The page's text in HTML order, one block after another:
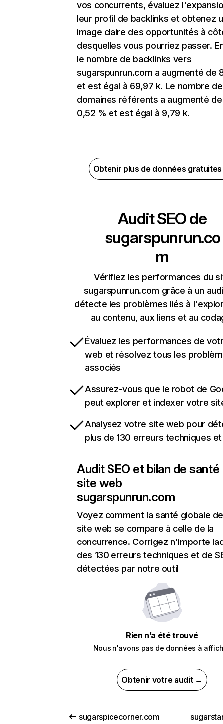
vos concurrents, évaluez
leur profil de backlinks et obtenez
image claire des opportunités à
desquelles vous pourriez passer.
le nombre de backlinks vers
sugarspunrun.com a augmenté de
et est égal à 69,97 k. Le nombre de
domaines référents a augmenté de
0,52 % et est égal à 9,79 k.
Obtenir plus de données
Audit SEO de
sugarspunrun.co
m
Vérifiez les performances du
sugarspunrun.com grâce à un
détecte les problèmes liés à
au contenu, aux liens et au
Évaluez les performances de
web et résolvez tous les
associés
Assurez-vous que le robot de
peut explorer et indexer votre
Analysez votre site web pour
plus de 130 erreurs techniques et
Audit SEO et bilan de santé
site web
sugarspunrun.com
Voyez comment la santé globale
site web se compare à celle de la
concurrence. Corrigez n'importe
des 130 erreurs techniques et de
détectées par notre outil
Rien n’a été trouvé
Nous n'avons pas de données à
Obtenir votre audit →
sugarspicecorner.com